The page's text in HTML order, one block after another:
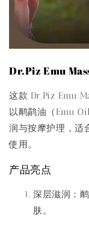
Dr.Piz Emu
这款 Dr.Piz Emu
以鸸鹋油（Emu
润与按摩护理，适
使用。
产品亮点
深层滋润 ：
肤。